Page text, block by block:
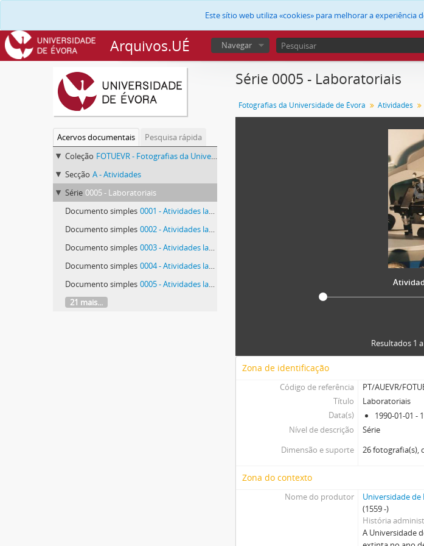
Este sítio web utiliza «cookies» para melhorar a experiência
Arquivos.UÉ Navegar
Acervos documentais
Pesquisa rápida
Coleção FOTUEVR - Fotografias da Universidade de Évora
Secção A - Atividades
Série 0005 - Laboratoriais
Documento simples 0001 - Atividades laboratoriais
Documento simples 0002 - Atividades laboratoriais
Documento simples 0003 - Atividades laboratoriais
Documento simples 0004 - Atividades laboratoriais
Documento simples 0005 - Atividades laboratoriais
21 mais...
Série 0005 - Laboratoriais
Fotografias da Universidade de Évora Atividades
Resultados 1
Zona de identificação
Código de referência
PT/AUEVR/
Título
Laboratoriais
Data(s)
1990-01-01 -
Nível de descrição
Série
Dimensão e suporte
26 fotografia(s),
Zona do contexto
Nome do produtor
Universidade de
(1559 -)
História
A Universidade